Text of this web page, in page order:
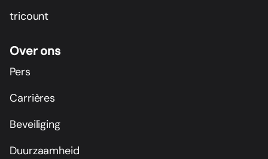
tricount
Over ons
Pers
Carrières
Beveiliging
Duurzaamheid